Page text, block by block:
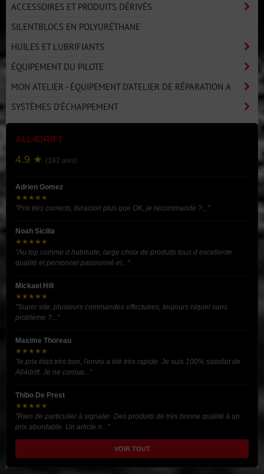
ACCESSOIRES ET PRODUITS DÉRIVÉS
SILENTBLOCS EN POLYURÉTHANE
HUILES ET LUBRIFIANTS
ÉQUIPEMENT DU PILOTE
MON ATELIER - ÉQUIPEMENT D'ATELIER DE RÉPARATION A
SYSTÈMES D'ÉCHAPPEMENT
ALL4DRIFT
4.9 ★ (182 avis)
Adrien Gomez
★★★★★
"Prix très corrects, livraison plus que OK, je recommande ?..."
Noah Sicilia
★★★★★
"Au top comme d habitude, large choix de produits tous d excellente
qualité et personnel passionné et..."
Mickael Hill
★★★★★
"Super site, plusieurs commandes effectuées, toujours niquel sans
problème ?..."
Maxime Thoreau
★★★★★
"le prix était très bon, l'envoi a été très rapide. Je suis 100% satisfait de
All4drift. Je ne connai..."
Thibo De Prest
★★★★★
"Rien de particulier à signaler. Des produits de très bonne qualité à un
prix abordable. Un article n..."
VOIR TOUT